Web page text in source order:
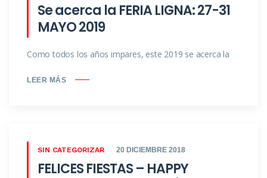
Se acerca la FERIA LIGNA: 27-31
MAYO 2019
Como todos los años impares, este 2019 se acerca la
LEER MÁS
SIN CATEGORIZAR 20 DICIEMBRE 2018
FELICES FIESTAS – HAPPY